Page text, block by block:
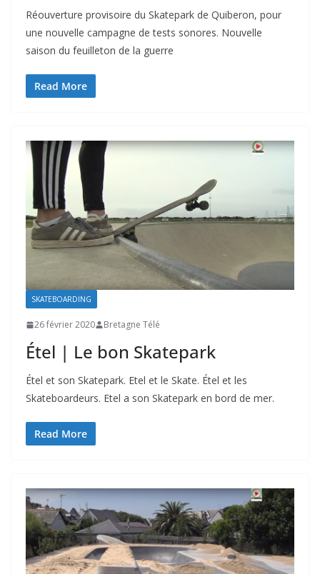
Réouverture provisoire du Skatepark de Quiberon, pour
une nouvelle campagne de tests sonores. Nouvelle
saison du feuilleton de la guerre
Read More
SKATEBOARDING
26 février 2020 Bretagne Télé
Étel | Le bon Skatepark
Étel et son Skatepark. Etel et le Skate. Étel et les
Skateboardeurs. Etel a son Skatepark en bord de mer.
Read More